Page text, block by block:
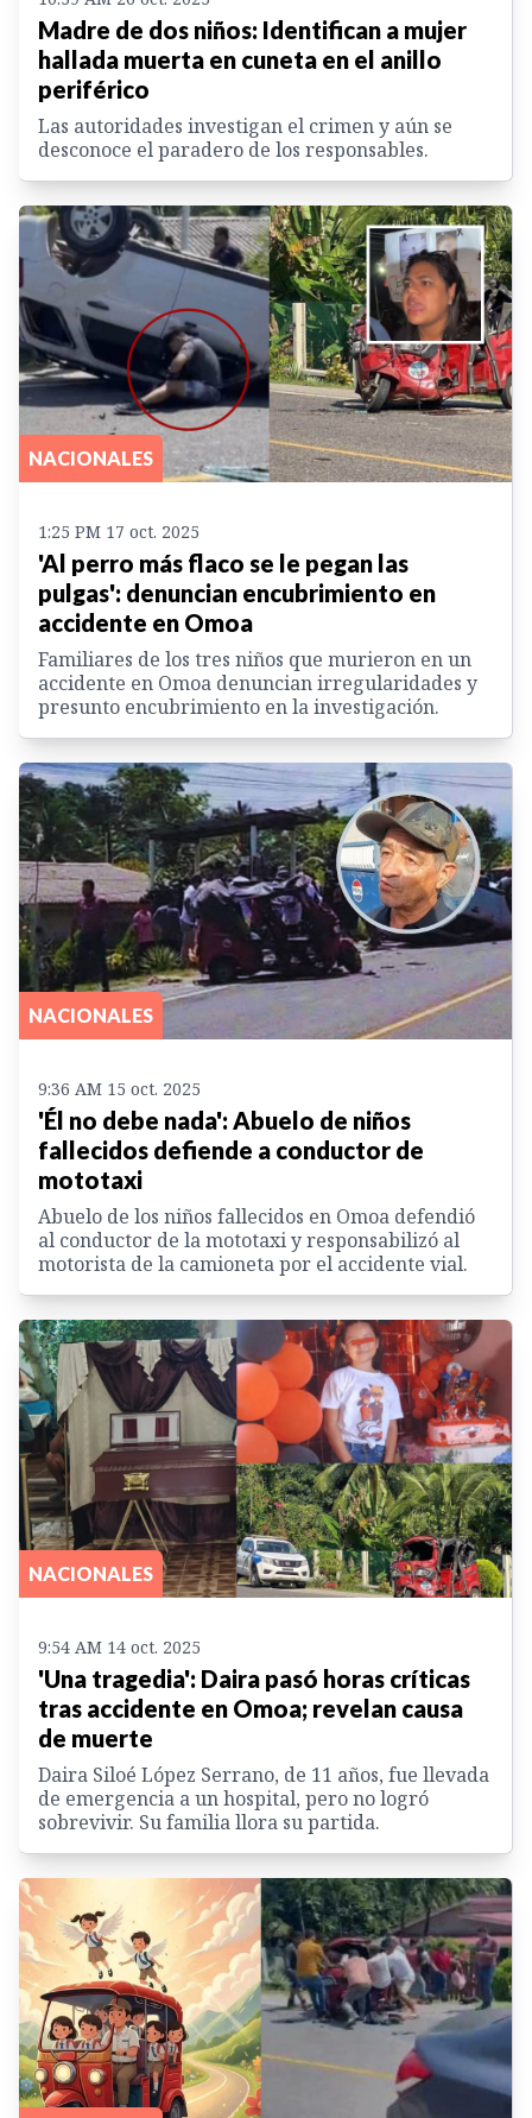
Madre de dos niños: Identifican a mujer
hallada muerta en cuneta en el anillo
periférico
Las autoridades investigan el crimen y aún se
desconoce el paradero de los responsables.
NACIONALES
1:25 PM 17 oct. 2025
'Al perro más flaco se le pegan las
pulgas': denuncian encubrimiento en
accidente en Omoa
Familiares de los tres niños que murieron en un
accidente en Omoa denuncian irregularidades y
presunto encubrimiento en la investigación.
NACIONALES
9:36 AM 15 oct. 2025
'Él no debe nada': Abuelo de niños
fallecidos defiende a conductor de
mototaxi
Abuelo de los niños fallecidos en Omoa defendió
al conductor de la mototaxi y responsabilizó al
motorista de la camioneta por el accidente vial.
NACIONALES
9:54 AM 14 oct. 2025
'Una tragedia': Daira pasó horas críticas
tras accidente en Omoa; revelan causa
de muerte
Daira Siloé López Serrano, de 11 años, fue llevada
de emergencia a un hospital, pero no logró
sobrevivir. Su familia llora su partida.